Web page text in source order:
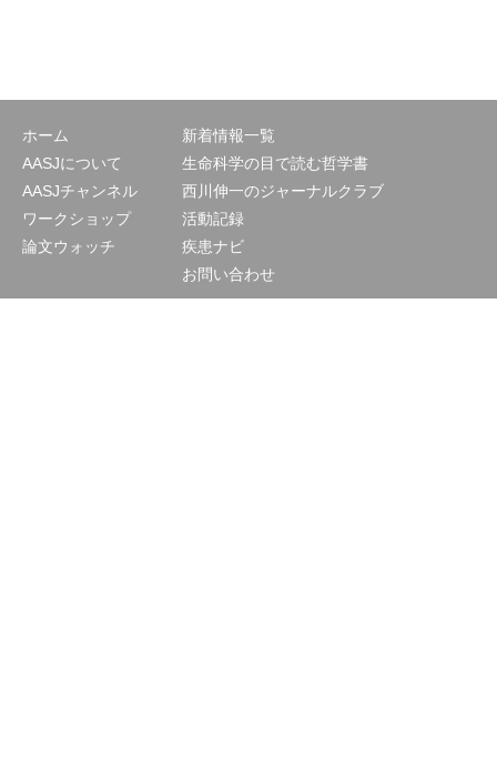
ホーム
AASJについて
AASJチャンネル
ワークショップ
論文ウォッチ
新着情報一覧
生命科学の目で読む哲学書
西川伸一のジャーナルクラブ
活動記録
疾患ナビ
お問い合わせ